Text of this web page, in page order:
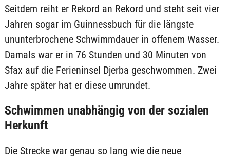
Seitdem reiht er Rekord an Rekord und steht seit vier
Jahren sogar im Guinnessbuch für die längste
ununterbrochene Schwimmdauer in offenem Wasser.
Damals war er in 76 Stunden und 30 Minuten von
Sfax auf die Ferieninsel Djerba geschwommen. Zwei
Jahre später hat er diese umrundet.
Schwimmen unabhängig von der sozialen
Herkunft
Die Strecke war genau so lang wie die neue